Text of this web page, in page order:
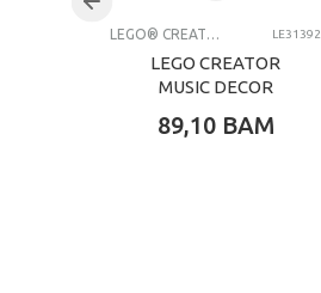
LEGO® CREATOR LE31392
LEGO CREATOR
MUSIC DECOR
89,10 BAM